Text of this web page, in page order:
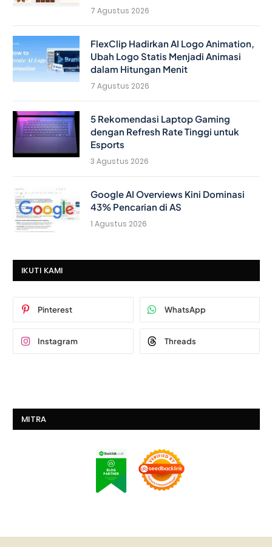
7 Agustus 2026
FlexClip Hadirkan AI Logo Animation,
Ubah Logo Statis Menjadi Animasi
dalam Hitungan Menit
7 Agustus 2026
5 Rekomendasi Laptop Gaming
dengan Refresh Rate Tinggi untuk
Esports
3 Agustus 2026
Google AI Overviews Kini Dominasi
43% Pencarian di AS
1 Agustus 2026
IKUTI KAMI
Pinterest WhatsApp
Instagram Threads
MITRA